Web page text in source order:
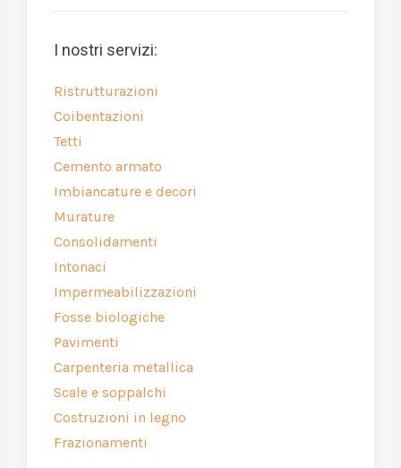
I nostri servizi:
Ristrutturazioni
Coibentazioni
Tetti
Cemento armato
Imbiancature e decori
Murature
Consolidamenti
Intonaci
Impermeabilizzazioni
Fosse biologiche
Pavimenti
Carpenteria metallica
Scale e soppalchi
Costruzioni in legno
Frazionamenti